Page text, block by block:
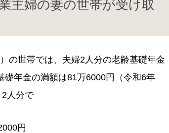
主婦の妻の世帯が受け取
の世帯では、夫婦2人分の老齢基礎年金
礎年金の満額は81万6000円（令和6年
人分で
円